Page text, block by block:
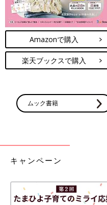
Amazonで購入
楽天ブックスで購入
ムック書籍
キャンペーン